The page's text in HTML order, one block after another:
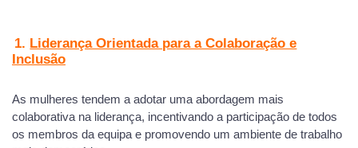
1. Liderança Orientada para a Colaboração e
Inclusão
As mulheres tendem a adotar uma abordagem mais
colaborativa na liderança, incentivando a participação de todos
os membros da equipa e promovendo um ambiente de trabalho